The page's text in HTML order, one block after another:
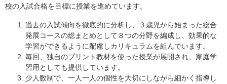
校の入試合格を目標に授業を進めています。
過去の入試傾向を徹底的に分析し、３歳児から始まった総合
発展コースの総まとめとして８つの分野を編成し、効果的な
学習ができるように配慮しカリキュラムを組んでいます。
毎回、独自のプリント教材を使った授業が展開され、家庭学
習用としても提供しています。
少人数制で、一人一人の個性を大切にしながら細かく指導し